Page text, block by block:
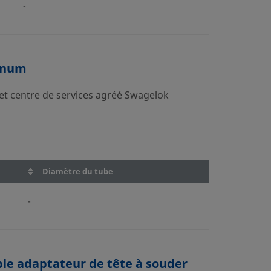
-
centre de services agréé Swagelok
Diamètre du tube
-
adaptateur de tête à souder